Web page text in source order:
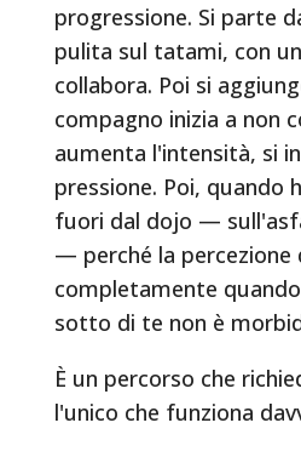
progressione. Si parte
pulita sul tatami, con
collabora. Poi si
compagno inizia a non
aumenta l'intensità, si
pressione. Poi, quando
fuori dal dojo —
— perché la percezione
completamente
sotto di te non è
È un percorso che
l'unico che funziona